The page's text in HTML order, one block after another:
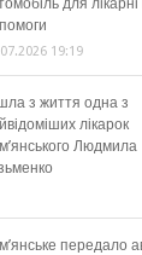
для
19:19
з життя одна з
лікарок
Людмила
передало